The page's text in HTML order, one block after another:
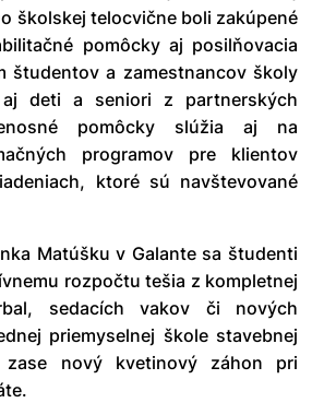
školskej telocvične boli zakúpené
pomôcky aj posilňovacia
študentov a zamestnancov školy
deti a seniori z partnerských
pomôcky slúžia aj na
programov pre klientov
ktoré sú navštevované
Matúšku v Galante sa študenti
rozpočtu tešia z kompletnej
sedacích vakov či nových
priemyselnej škole stavebnej
nový kvetinový záhon pri